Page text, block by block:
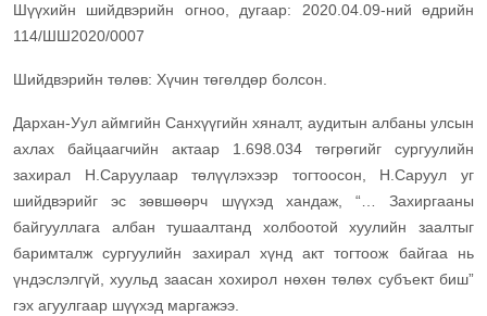
Шүүхийн шийдвэрийн огноо, дугаар: 2020.04.09-ний өдрийн
114/ШШ2020/0007
Шийдвэрийн төлөв: Хүчин төгөлдөр болсон.
Дархан-Уул аймгийн Санхүүгийн хяналт, аудитын албаны улсын
ахлах байцаагчийн актаар 1.698.034 төгрөгийг сургуулийн
захирал Н.Саруулаар төлүүлэхээр тогтоосон, Н.Саруул уг
шийдвэрийг эс зөвшөөрч шүүхэд хандаж, “… Захиргааны
байгууллага албан тушаалтанд холбоотой хуулийн заалтыг
баримталж сургуулийн захирал хүнд акт тогтоож байгаа нь
үндэслэлгүй, хуульд заасан хохирол нөхөн төлөх субъект биш”
гэх агуулгаар шүүхэд маргажээ.